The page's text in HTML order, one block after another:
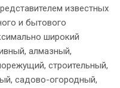
известных
и бытового
широкий
алмазный,
строительный,
садово-огородный,